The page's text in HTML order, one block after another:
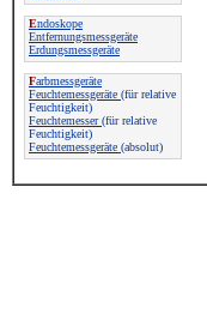
Endoskope
Entfernungsmessgeräte
Erdungsmessgeräte
Farbmessgeräte
Feuchtemessgeräte (für relative
Feuchtigkeit)
Feuchtemesser(für relative
Feuchtigkeit)
Feuchtemessgeräte (absolut)